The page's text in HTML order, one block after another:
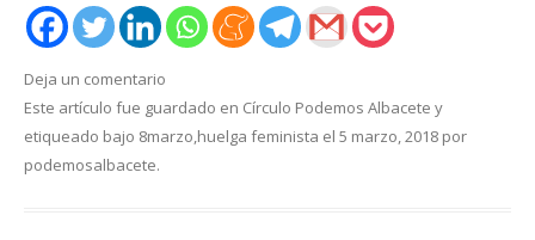
Deja un comentario
Este artículo fue guardado en Círculo Podemos Albacete y
etiqueado bajo 8marzo,huelga feminista el 5 marzo, 2018 por
podemosalbacete.